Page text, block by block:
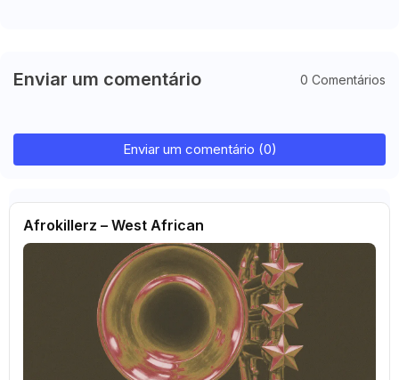
Enviar um comentário 0 Comentários
Enviar um comentário (0)
Afrokillerz – West African